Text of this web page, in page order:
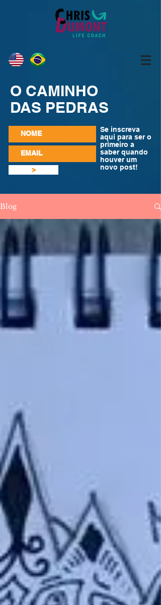
O CAMINHO
DAS PEDRAS
Se inscreva
aqui para ser o
primeiro a
saber quando
houver um
novo post!
>
Blog